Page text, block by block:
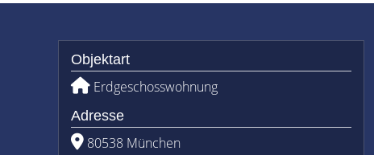
Objektart
Erdgeschosswohnung
Adresse
80538 München